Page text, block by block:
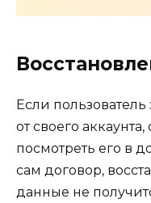
Если
от своего
посмотреть его в
сам договор,
данные не